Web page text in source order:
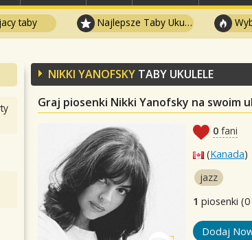
taby Najlepsze Taby Ukulele
NIKKI YANOFSKY TABY UKULELE
Graj piosenki Nikki Yanofsky na swoim
0 fani
(Kanada)
jazz
1 piosenki
Dodaj